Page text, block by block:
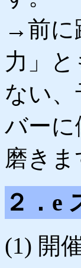
→前に
力」
ない
バー
磨きま
２．e
(1) 開